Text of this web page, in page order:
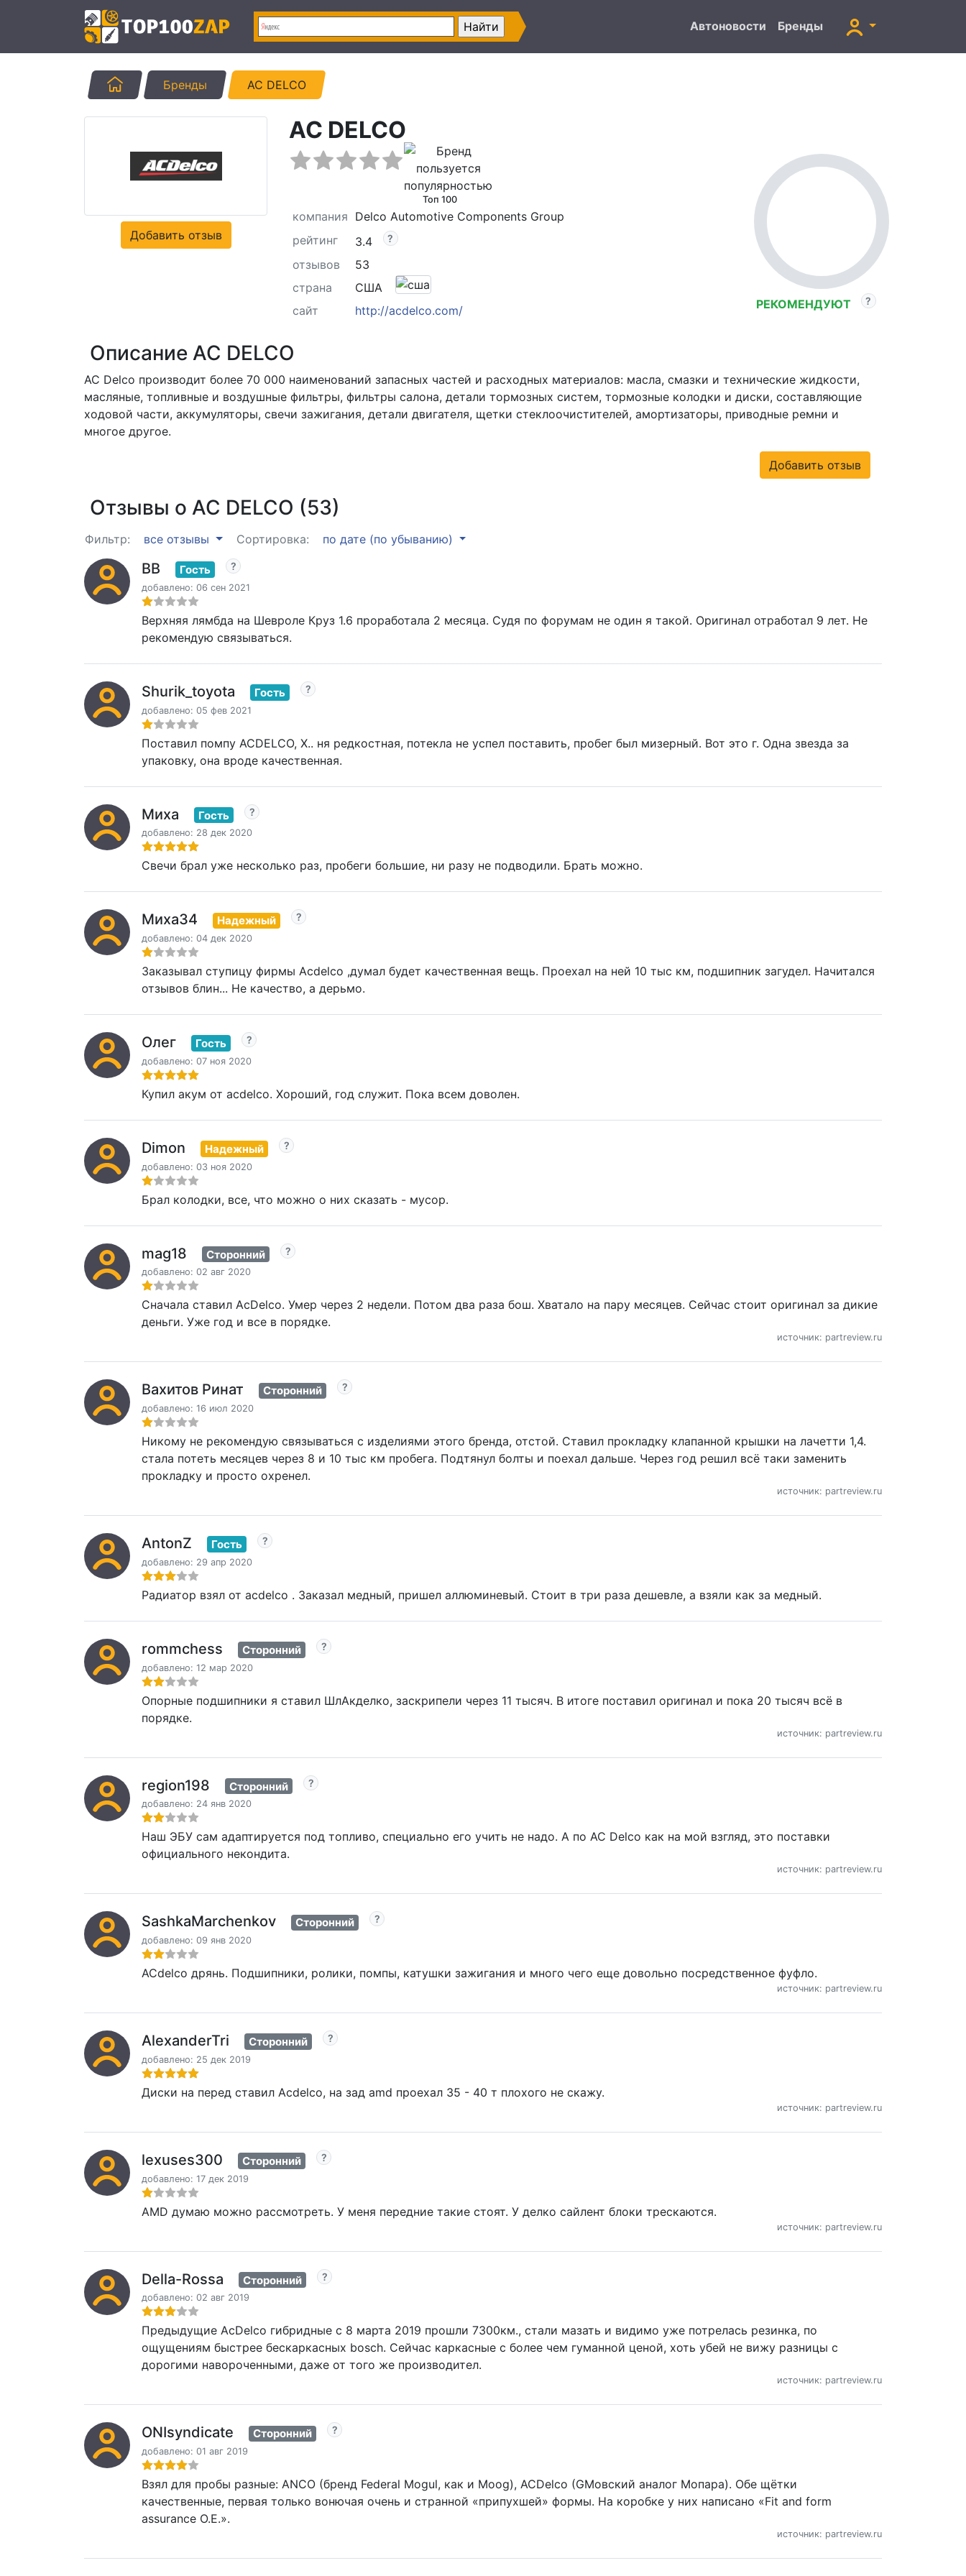
Автоновости Бренды
ГлавнаяБренды AC DELCO
Добавить отзыв
AC DELCO
Топ 100
компания Delco Automotive Components Group
рейтинг
3.4
отзывов
53
страна
США
сайт
http://acdelco.com/ РЕКОМЕНДУЮТ
Описание AC DELCO
AC Delco производит более 70 000 наименований запасных частей и расходных материалов: масла, смазки и технические жидкости,
масляные, топливные и воздушные фильтры, фильтры салона, детали тормозных систем, тормозные колодки и диски, составляющие
ходовой части, аккумуляторы, свечи зажигания, детали двигателя, щетки стеклоочистителей, амортизаторы, приводные ремни и
многое другое.
Добавить отзыв
Отзывы о AC DELCO (53)
Фильтр: все отзывы Сортировка: по дате (по убыванию)
ВВ Гость
добавлено: 06 сен 2021
Верхняя лямбда на Шевроле Круз 1.6 проработала 2 месяца. Судя по форумам не один я такой. Оригинал отработал 9 лет. Не
рекомендую связываться.
Shurik_toyota Гость
добавлено: 05 фев 2021
Поставил помпу ACDELCO, Х.. ня редкостная, потекла не успел поставить, пробег был мизерный. Вот это г. Одна звезда за
упаковку, она вроде качественная.
Миха Гость
добавлено: 28 дек 2020
Свечи брал уже несколько раз, пробеги большие, ни разу не подводили. Брать можно.
Миха34 Надежный
добавлено: 04 дек 2020
Заказывал ступицу фирмы Acdelco ,думал будет качественная вещь. Проехал на ней 10 тыс км, подшипник загудел. Начитался
отзывов блин... Не качество, а дерьмо.
Олег Гость
добавлено: 07 ноя 2020
Купил акум от acdelco. Хороший, год служит. Пока всем доволен.
Dimon Надежный
добавлено: 03 ноя 2020
Брал колодки, все, что можно о них сказать - мусор.
mag18 Сторонний
добавлено: 02 авг 2020
Сначала ставил AcDelco. Умер через 2 недели. Потом два раза бош. Хватало на пару месяцев. Сейчас стоит оригинал за дикие
деньги. Уже год и все в порядке.
источник: partreview.ru
Вахитов Ринат Сторонний
добавлено: 16 июл 2020
Никому не рекомендую связываться с изделиями этого бренда, отстой. Ставил прокладку клапанной крышки на лачетти 1,4.
стала потеть месяцев через 8 и 10 тыс км пробега. Подтянул болты и поехал дальше. Через год решил всё таки заменить
прокладку и просто охренел.
источник: partreview.ru
AntonZ Гость
добавлено: 29 апр 2020
Радиатор взял от acdelco . Заказал медный, пришел аллюминевый. Стоит в три раза дешевле, а взяли как за медный.
rommchess Сторонний
добавлено: 12 мар 2020
Опорные подшипники я ставил ШлАкделко, заскрипели через 11 тысяч. В итоге поставил оригинал и пока 20 тысяч всё в
порядке.
источник: partreview.ru
region198 Сторонний
добавлено: 24 янв 2020
Наш ЭБУ сам адаптируется под топливо, специально его учить не надо. А по AC Delco как на мой взгляд, это поставки
официального некондита.
источник: partreview.ru
SashkaMarchenkov Сторонний
добавлено: 09 янв 2020
ACdelco дрянь. Подшипники, ролики, помпы, катушки зажигания и много чего еще довольно посредственное фуфло.
источник: partreview.ru
AlexanderTri Сторонний
добавлено: 25 дек 2019
Диски на перед ставил Acdelco, на зад amd проехал 35 - 40 т плохого не скажу.
источник: partreview.ru
lexuses300 Сторонний
добавлено: 17 дек 2019
AMD думаю можно рассмотреть. У меня передние такие стоят. У делко сайлент блоки трескаются.
источник: partreview.ru
Della-Rossa Сторонний
добавлено: 02 авг 2019
Предыдущие AcDelco гибридные с 8 марта 2019 прошли 7300км., стали мазать и видимо уже потрелась резинка, по
ощущениям быстрее бескаркасных bosch. Сейчас каркасные с более чем гуманной ценой, хоть убей не вижу разницы с
дорогими навороченными, даже от того же производител.
источник: partreview.ru
ONIsyndicate Сторонний
добавлено: 01 авг 2019
Взял для пробы разные: ANCO (бренд Federal Mogul, как и Moog), ACDelco (GMовский аналог Мопара). Обе щётки
качественные, первая только вонючая очень и странной «припухшей» формы. На коробке у них написано «Fit and form
assurance O.E.».
источник: partreview.ru